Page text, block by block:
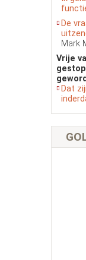
De
Mark
Vrije
Dat